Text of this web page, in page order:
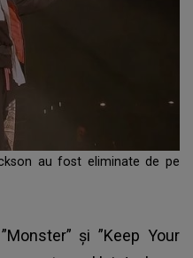
au fost eliminate de pe
şi ”Keep Your